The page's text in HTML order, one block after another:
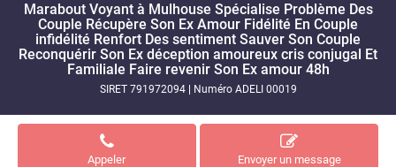
Marabout Voyant à Mulhouse Spécialise Problème Des
Couple Récupère Son Ex Amour Fidélité En Couple
infidélité Renfort Des sentiment Sauver Son Couple
Reconquérir Son Ex déception amoureux cris conjugal Et
Familiale Faire revenir Son Ex amour 48h
SIRET 791972094 Numéro ADELI 00019
Appeler Envoyer un message